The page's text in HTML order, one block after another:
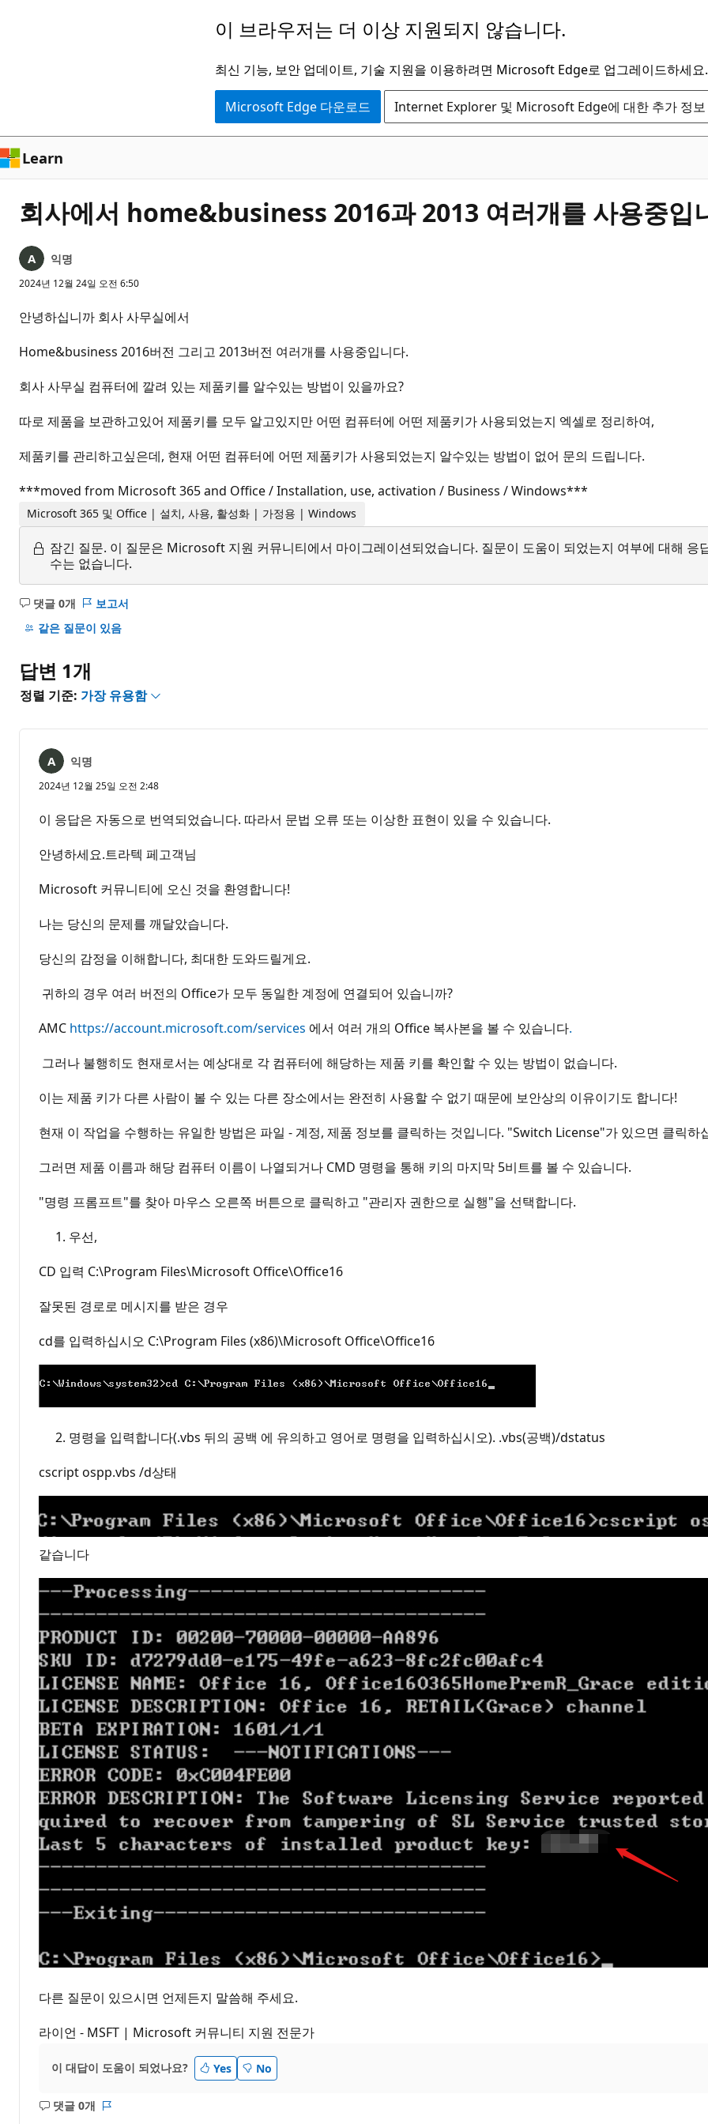
로
건
너
기
이 브라우저는 더 이상 지원되지 않습니다.
최신 기능, 보안 업데이트, 기술 지원을 이용하려면 Microsoft Edge로 업그레이드하세요.
Microsoft Edge 다운로드 Internet Explorer 및 Microsoft Edge에 대한 추가 정보
Learn
회사에서 home&business 2016과 2013 여러개를 사용중입
익명
2024년 12월 24일 오전 6:50
안녕하십니까 회사 사무실에서
Home&business 2016버전 그리고 2013버전 여러개를 사용중입니다.
회사 사무실 컴퓨터에 깔려 있는 제품키를 알수있는 방법이 있을까요?
따로 제품을 보관하고있어 제품키를 모두 알고있지만 어떤 컴퓨터에 어떤 제품키가 사용되었는지 엑셀로 정리하여,
제품키를 관리하고싶은데, 현재 어떤 컴퓨터에 어떤 제품키가 사용되었는지 알수있는 방법이 없어 문의 드립니다.
***moved from Microsoft 365 and Office / Installation, use, activation / Business / Windows***
Microsoft 365 및 Office | 설치, 사용, 활성화 | 가정용 | Windows
잠긴 질문. 이 질문은 Microsoft 지원 커뮤니티에서 마이그레이션되었습니다. 질문이 도움이 되었는지 여부에 대해 응
수는 없습니다.
댓글 0개
설
명
음
보고서
같은 질문이 있음
답변 1개
정렬 기준: 가장 유용함
익명
2024년 12월 25일 오전 2:48
이 응답은 자동으로 번역되었습니다. 따라서 문법 오류 또는 이상한 표현이 있을 수 있습니다.
안녕하세요.트라텍 페고객님
Microsoft 커뮤니티에 오신 것을 환영합니다!
나는 당신의 문제를 깨달았습니다.
당신의 감정을 이해합니다, 최대한 도와드릴게요.
귀하의 경우 여러 버전의 Office가 모두 동일한 계정에 연결되어 있습니까?
AMC https://account.microsoft.com/services 에서 여러 개의 Office 복사본을 볼 수 있습니다.
그러나 불행히도 현재로서는 예상대로 각 컴퓨터에 해당하는 제품 키를 확인할 수 있는 방법이 없습니다.
이는 제품 키가 다른 사람이 볼 수 있는 다른 장소에서는 완전히 사용할 수 없기 때문에 보안상의 이유이기도 합니다!
현재 이 작업을 수행하는 유일한 방법은 파일 - 계정, 제품 정보를 클릭하는 것입니다. "Switch License"가 있으면 클릭하
그러면 제품 이름과 해당 컴퓨터 이름이 나열되거나 CMD 명령을 통해 키의 마지막 5비트를 볼 수 있습니다.
"명령 프롬프트"를 찾아 마우스 오른쪽 버튼으로 클릭하고 "관리자 권한으로 실행"을 선택합니다.
우선,
CD 입력 C:\Program Files\Microsoft Office\Office16
잘못된 경로로 메시지를 받은 경우
cd를 입력하십시오 C:\Program Files (x86)\Microsoft Office\Office16
명령을 입력합니다(.vbs 뒤의 공백 에 유의하고 영어로 명령을 입력하십시오). .vbs(공백)/dstatus
cscript ospp.vbs /d상태
같습니다
다른 질문이 있으시면 언제든지 말씀해 주세요.
라이언 - MSFT | Microsoft 커뮤니티 지원 전문가
이 대답이 도움이 되었나요? Yes No
댓글 0개
설